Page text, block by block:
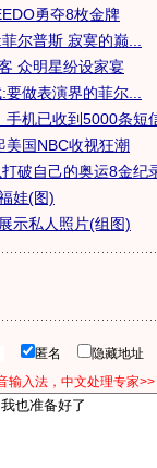
勇夺8枚金牌
尔普斯 寂寞的巅...
众明星纷设家宴
做表演界的菲尔...
手机已收到5000条短
美国NBC收视狂潮
破自己的奥运8金纪
娃(图)
示私人照片(组图)
匿名 隐藏地址
输入法，中文处理专家>>